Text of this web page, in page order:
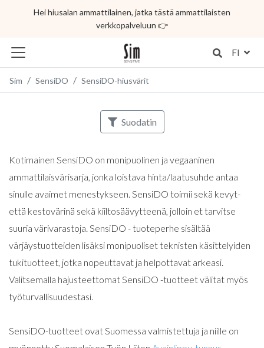
Hei hiusalan ammattilainen, jatka tästä ammattilaisten
verkkopalveluun 👉
FI
Sim SensiDO SensiDO-hiusvärit
Suodatin
Kotimainen SensiDO on monipuolinen ja vegaaninen
ammattilaisvärisarja, jonka loistava hinta/laatusuhde antaa
sinulle avaimet menestykseen. SensiDO toimii sekä kevyt-
että kestovärinä sekä kiiltosäävytteenä, jolloin et tarvitse
suuria värivarastoja. SensiDO - tuoteperhe sisältää
värjäystuotteiden lisäksi monipuoliset teknisten käsittelyiden
tukituotteet, jotka nopeuttavat ja helpottavat arkeasi.
Valitsemalla hajusteettomat SensiDO -tuotteet välitat myös
työturvallisuudestasi.
SensiDO-tuotteet ovat Suomessa valmistettuja ja niille on